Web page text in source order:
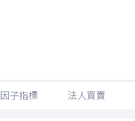
因子指標 法人買賣